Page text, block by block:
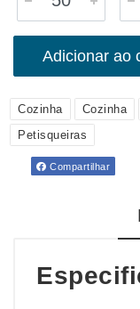
Adicionar ao
Cozinha Cozinha
Petisqueiras
Compartilhar